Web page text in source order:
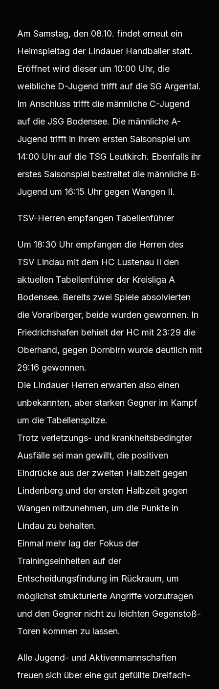
Am Samstag, den 08.10. findet erneut ein
Heimspieltag der Lindauer Handballer statt.
Eröffnet wird dieser um 10:00 Uhr, die
weibliche D-Jugend trifft auf die SG Argental.
Im Anschluss trifft die männliche C-Jugend
auf die JSG Bodensee. Die männliche A-
Jugend trifft in ihrem ersten Saisonspiel um
14:00 Uhr auf die TSG Leutkirch. Ebenfalls ihr
erstes Saisonspiel bestreitet die männliche B-
Jugend um 16:15 Uhr gegen Wangen II.
TSV-Herren empfangen Tabellenführer
Um 18:30 Uhr empfangen die Herren des
TSV Lindau mit dem HC Lustenau II den
aktuellen Tabellenführer der Kreisliga A
Bodensee. Bereits zwei Spiele absolvierten
die Vorarlberger, beide wurden gewonnen. In
Friedrichshafen behielt der HC mit 23:29 die
Oberhand, gegen Dornbirn wurde deutlich mit
29:16 gewonnen.
Die Lindauer Herren erwarten also einen
unbekannten, aber starken Gegner im Kampf
um die Tabellenspitze.
Trotz verletzungs- und krankheitsbedingter
Ausfälle sei man gewillt, die positiven
Eindrücke aus der zweiten Halbzeit gegen
Lindenberg und der ersten Halbzeit gegen
Wangen mitzunehmen, um die Punkte in
Lindau zu behalten.
Einmal mehr lag der Fokus der
Trainingseinheiten auf der
Entscheidungsfindung im Rückraum, um
möglichst strukturierte Angriffe vorzutragen
und den Gegner nicht zu leichten Gegenstoß-
Toren kommen zu lassen.
Alle Jugend- und Aktivenmannschaften
freuen sich über eine gut gefüllte Dreifach-